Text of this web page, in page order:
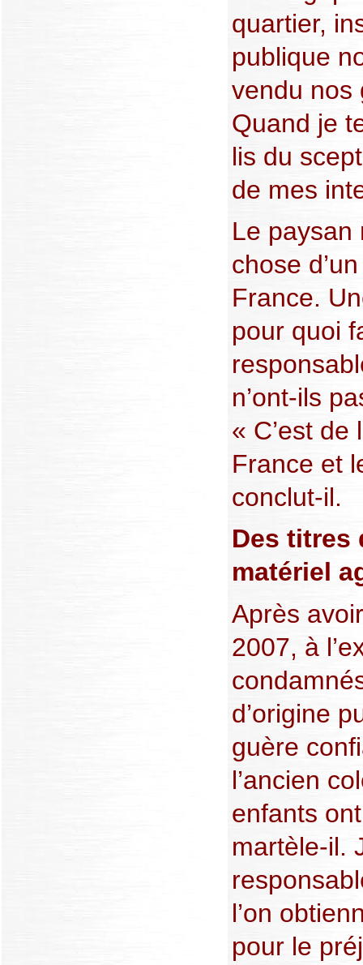
quartier,
publique
vendu nos
Quand je
lis du
de mes
Le paysan
chose
France.
pour quoi
n’ont-ils
« C’est
France et
conclut-il.
Des titres
matériel
Après
2007, à
d’origine
guère
l’ancien
enfants
martèle-il.
l’on
pour le